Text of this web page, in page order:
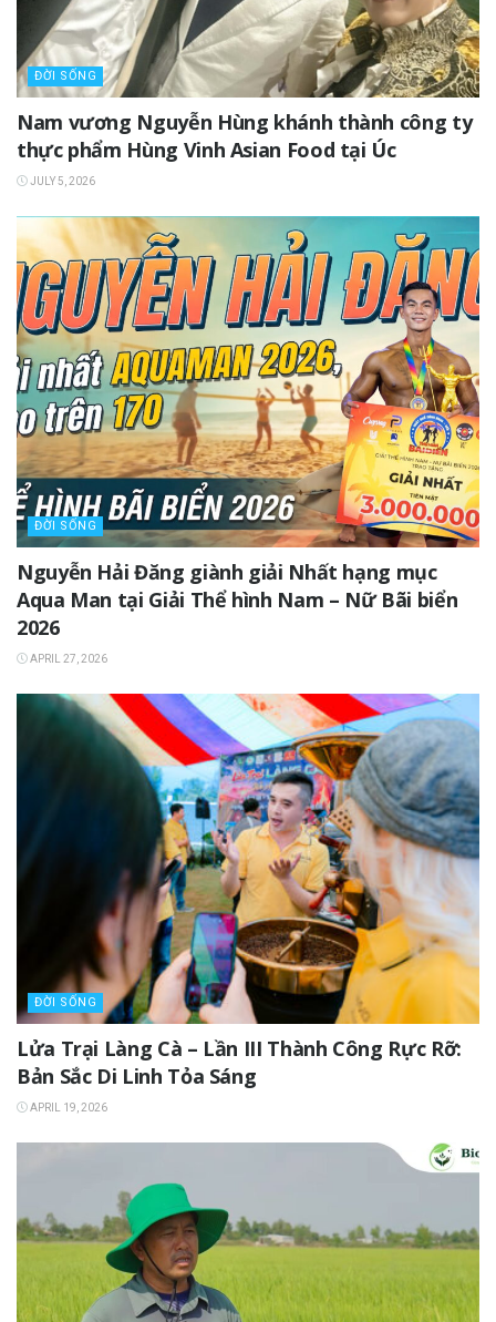
ĐỜI SỐNG
Nam vương Nguyễn Hùng khánh thành công ty
thực phẩm Hùng Vinh Asian Food tại Úc
JULY 5, 2026
ĐỜI SỐNG
Nguyễn Hải Đăng giành giải Nhất hạng mục
Aqua Man tại Giải Thể hình Nam – Nữ Bãi biển
2026
APRIL 27, 2026
ĐỜI SỐNG
Lửa Trại Làng Cà – Lần III Thành Công Rực Rỡ:
Bản Sắc Di Linh Tỏa Sáng
APRIL 19, 2026